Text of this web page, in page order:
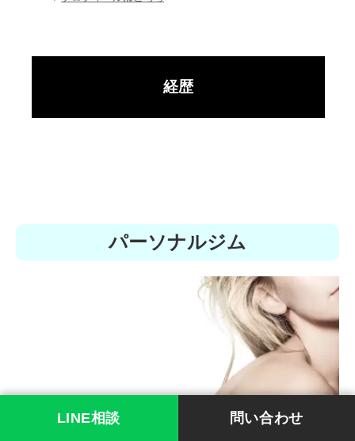
経歴
パーソナルジム
LINE相談 問い合わせ